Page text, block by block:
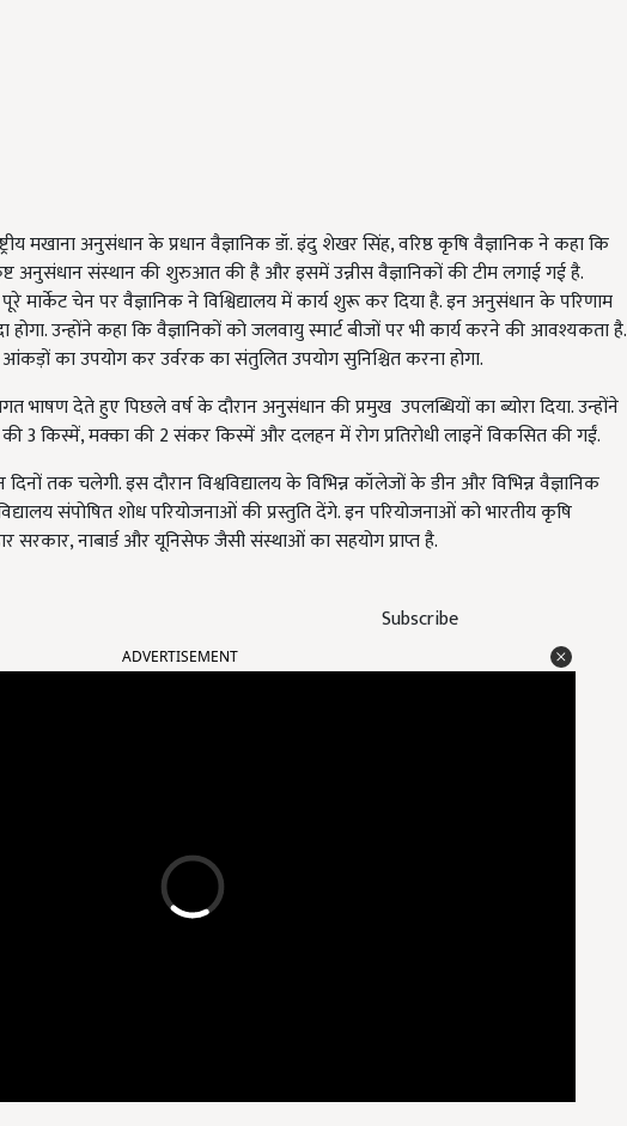
Subscribe
मखाना अनुसंधान के प्रधान वैज्ञानिक डॉ. इंदु शेखर सिंह, वरिष्ठ कृषि वैज्ञानिक ने कहा कि
अनुसंधान संस्थान की शुरुआत की है और इसमें उन्नीस वैज्ञानिकों की टीम लगाई गई है.
मार्केट चेन पर वैज्ञानिक ने विश्विद्यालय में कार्य शुरू कर दिया है. इन अनुसंधान के परिणाम
उन्होंने कहा कि वैज्ञानिकों को जलवायु स्मार्ट बीजों पर भी कार्य करने की आवश्यकता है.
आंकड़ों का उपयोग कर उर्वरक का संतुलित उपयोग सुनिश्चित करना होगा.
भाषण देते हुए पिछले वर्ष के दौरान अनुसंधान की प्रमुख उपलब्धियों का ब्योरा दिया. उन्होंने
की 3 किस्में, मक्का की 2 संकर किस्में और दलहन में रोग प्रतिरोधी लाइनें विकसित की गईं.
तक चलेगी. इस दौरान विश्वविद्यालय के विभिन्न कॉलेजों के डीन और विभिन्न वैज्ञानिक
संपोषित शोध परियोजनाओं की प्रस्तुति देंगे. इन परियोजनाओं को भारतीय कृषि
सरकार, नाबार्ड और यूनिसेफ जैसी संस्थाओं का सहयोग प्राप्त है.